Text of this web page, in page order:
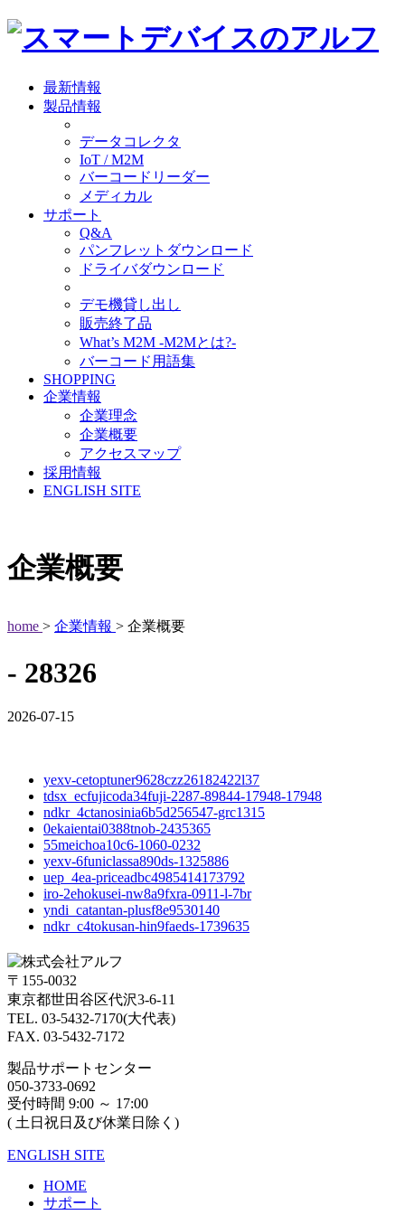
最新情報
製品情報
データコレクタ
IoT / M2M
バーコードリーダー
メディカル
サポート
Q&A
パンフレットダウンロード
ドライバダウンロード
デモ機貸し出し
販売終了品
What’s M2M -M2Mとは?-
バーコード用語集
SHOPPING
企業情報
企業理念
企業概要
アクセスマップ
採用情報
ENGLISH SITE
企業概要
home > 企業情報 > 企業概要
- 28326
2026-07-15
yexv-cetoptuner9628czz26182422l37
tdsx_ecfujicoda34fuji-2287-89844-17948-17948
ndkr_4ctanosinia6b5d256547-grc1315
0ekaientai0388tnob-2435365
55meichoa10c6-1060-0232
yexv-6funiclassa890ds-1325886
uep_4ea-priceadbc4985414173792
iro-2ehokusei-nw8a9fxra-0911-l-7br
yndi_catantan-plusf8e9530140
ndkr_c4tokusan-hin9faeds-1739635
〒155-0032
東京都世田谷区代沢3-6-11
TEL. 03-5432-7170(大代表)
FAX. 03-5432-7172
製品サポートセンター
050-3733-0692
受付時間 9:00 ～ 17:00
( 土日祝日及び休業日除く)
ENGLISH SITE
HOME
サポート